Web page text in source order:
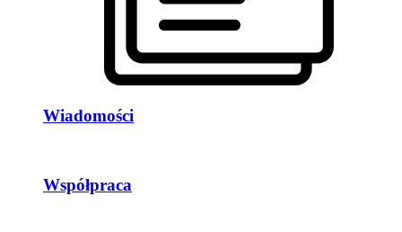
Wiadomości
Współpraca